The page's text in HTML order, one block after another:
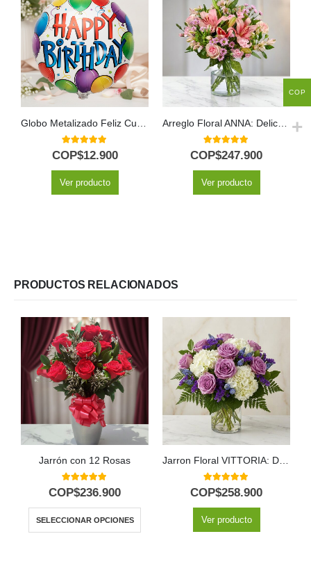
5.00out of 5
COP$12.900
Ver producto
5.00out of 5
COP$247.900
Ver producto
PRODUCTOS RELACIONADOS
Jarrón con 12 Rosas
5.00out of 5
COP$236.900
SELECCIONAR OPCIONES
Jarron Floral VITTORIA: Diseño Exclusivo con Rosas Lilas y Hortensias ⚜️
5.00out of 5
COP$258.900
Ver producto
COP